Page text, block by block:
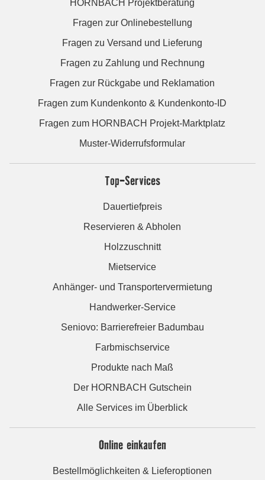
HORNBACH Projektberatung
Fragen zur Onlinebestellung
Fragen zu Versand und Lieferung
Fragen zu Zahlung und Rechnung
Fragen zur Rückgabe und Reklamation
Fragen zum Kundenkonto & Kundenkonto-ID
Fragen zum HORNBACH Projekt-Marktplatz
Muster-Widerrufsformular
Top-Services
Dauertiefpreis
Reservieren & Abholen
Holzzuschnitt
Mietservice
Anhänger- und Transportervermietung
Handwerker-Service
Seniovo: Barrierefreier Badumbau
Farbmischservice
Produkte nach Maß
Der HORNBACH Gutschein
Alle Services im Überblick
Online einkaufen
Bestellmöglichkeiten & Lieferoptionen